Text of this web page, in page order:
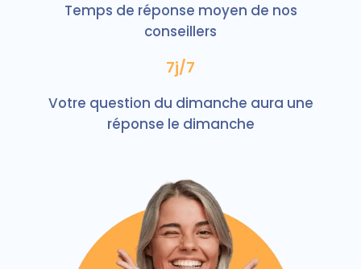
Temps de réponse moyen de nos
conseillers
7j/7
Votre question du dimanche aura une
réponse le dimanche